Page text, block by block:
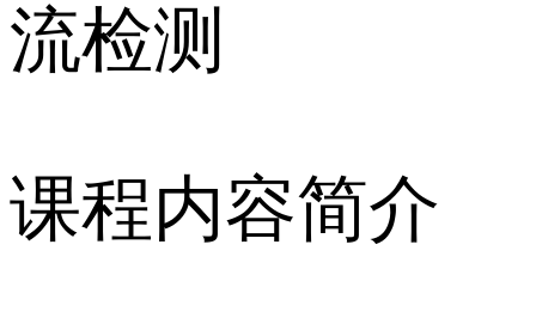
流检测
课程内容简介